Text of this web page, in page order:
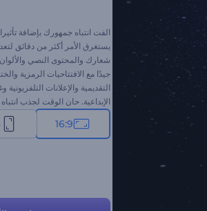
الفت انتباه جمهورك بإضافة
يستغرق الأمر أكثر من دقائق
شعارك والمحتوى النصي
جيدًا مع الافتتاحيات الرمزية
التقديمية والإعلانات
الإبداعية. حان الوقت لجذب
16:9